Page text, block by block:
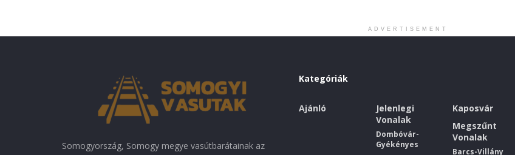
ADVERTISEMENT
Somogyország, Somogy megye vasútbarátainak az
Kategóriák
Ajánló
Jelenlegi
Vonalak
Dombóvár-
Gyékényes
Kaposvár
Megszűnt
Vonalak
Barcs-Villány